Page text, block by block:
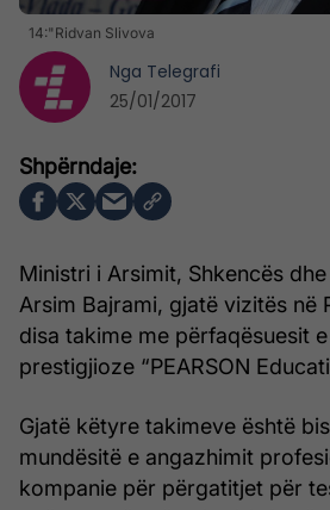
14:"Ridvan Slivova
Ministri i Arsimit, Shkencës
Arsim Bajrami, gjatë vizitës në
disa takime me përfaqësuesit
prestigjioze “PEARSON
Gjatë këtyre takimeve është
mundësitë e angazhimit
kompanie për përgatitjet për
Nga Telegrafi
25/01/2017